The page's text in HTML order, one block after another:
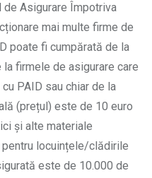
Asigurare Împotriva
mai multe firme de
poate fi cumpărată de la
firmele de asigurare care
PAID sau chiar de la
(prețul) este de 10 euro
și alte materiale
pentru locuințele/clădirile
este de 10.000 de